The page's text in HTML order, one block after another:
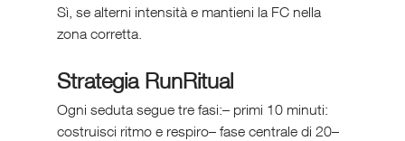
Sì, se alterni intensità e mantieni la FC nella
zona corretta.
Strategia RunRitual
Ogni seduta segue tre fasi:– primi 10 minuti:
costruisci ritmo e respiro– fase centrale di 20–